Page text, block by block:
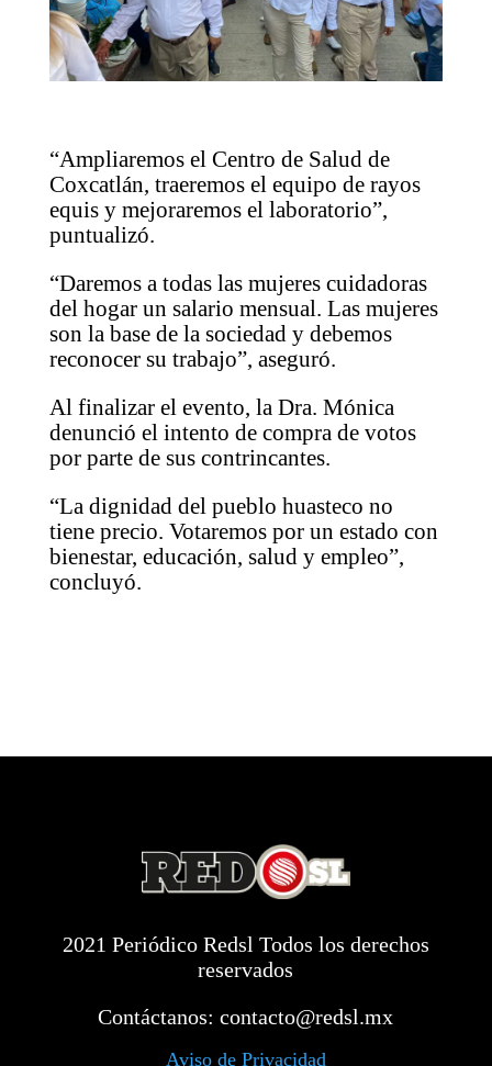
“Ampliaremos el Centro de Salud de
Coxcatlán, traeremos el equipo de rayos
equis y mejoraremos el laboratorio”,
puntualizó.
“Daremos a todas las mujeres cuidadoras
del hogar un salario mensual. Las mujeres
son la base de la sociedad y debemos
reconocer su trabajo”, aseguró.
Al finalizar el evento, la Dra. Mónica
denunció el intento de compra de votos
por parte de sus contrincantes.
“La dignidad del pueblo huasteco no
tiene precio. Votaremos por un estado con
bienestar, educación, salud y empleo”,
concluyó.
2021 Periódico Redsl Todos los derechos
reservados
Contáctanos:contacto@redsl.mx
Aviso de Privacidad